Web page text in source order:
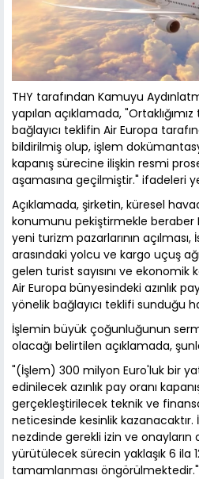
THY tarafından Kamuyu
yapılan açıklamada,
bağlayıcı teklifin Air Europa
bildirilmiş olup, işlem
kapanış sürecine ilişkin resmi
aşamasına geçilmiştir." ifadeleri
Açıklamada, şirketin, küresel
konumunu pekiştirmekle beraber
yeni turizm pazarlarının
arasındaki yolcu ve kargo uçuş
gelen turist sayısını ve ekonomik
Air Europa bünyesindeki azınlık
yönelik bağlayıcı teklifi sunduğu
İşlemin büyük çoğunluğunun
olacağı belirtilen açıklamada,
"(İşlem) 300 milyon Euro'luk bir
edinilecek azınlık pay oranı
gerçekleştirilecek teknik ve
neticesinde kesinlik
nezdinde gerekli izin ve onayların
yürütülecek sürecin yaklaşık 6 ila
tamamlanması öngörülmektedir."